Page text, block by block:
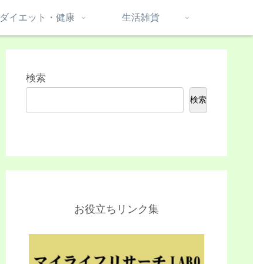
ダイエット・健康 生活雑貨
検索
検索
お役立ちリンク集